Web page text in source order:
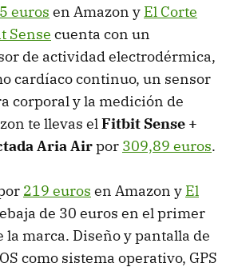
euros en Amazon y El Corte
Sense cuenta con un
de actividad electrodérmica,
cardíaco continuo, un sensor
corporal y la medición de
te llevas elFitbit Sense +
Aria Airpor 309,89 euros.
219 euros en Amazon y El
de 30 euros en el primer
la marca. Diseño y pantalla de
como sistema operativo, GPS